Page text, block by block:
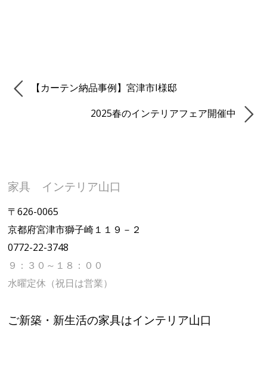
【カーテン納品事例】宮津市I様邸
2025春のインテリアフェア開催中
家具 インテリア山口
〒626-0065
京都府宮津市獅子崎１１９－２
0772-22-3748
９：３０～１８：００
水曜定休（祝日は営業）
ご新築・新生活の家具はインテリア山口